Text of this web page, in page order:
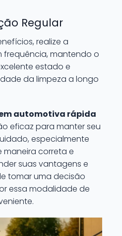
Regular
realize a
mantendo o
estado e
da limpeza a longo
automotiva rápida
eficaz para manter seu
especialmente
correta e
suas vantagens e
tomar uma decisão
essa modalidade de